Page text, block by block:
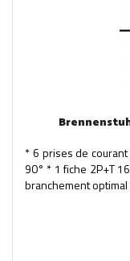
* 6 prises de
90° * 1 fiche 2P+T
branchement optimal